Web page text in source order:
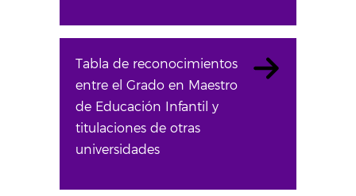
Tabla de reconocimientos
entre el Grado en Maestro
de Educación Infantil y
titulaciones de otras
universidades